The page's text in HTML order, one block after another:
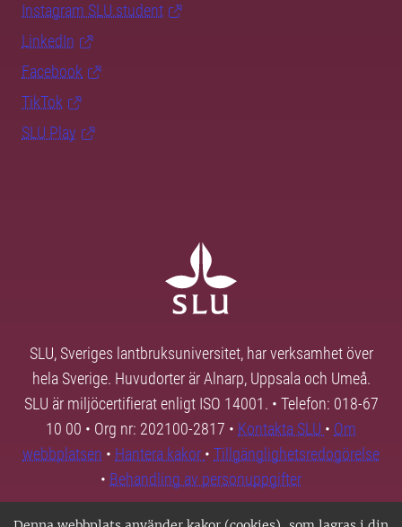
Instagram SLU.student
LinkedIn
Facebook
TikTok
SLU Play
SLU, Sveriges lantbruksuniversitet, har verksamhet över
hela Sverige. Huvudorter är Alnarp, Uppsala och Umeå.
SLU är miljöcertifierat enligt ISO 14001. • Telefon: 018-67
10 00 • Org nr: 202100-2817 • Kontakta SLU • Om
webbplatsen • Hantera kakor • Tillgänglighetsredogörelse
• Behandling av personuppgifter